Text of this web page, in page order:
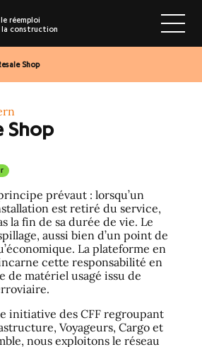
réemploi
la construction
Shop
Shop
prévaut : lorsqu’un
est retiré du service,
la fin de sa durée de vie. Le
aussi bien d’un point de
La plateforme en
cette responsabilité en
de matériel usagé issu de
initiative des CFF regroupant
Voyageurs, Cargo et
nous exploitons le réseau